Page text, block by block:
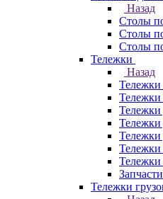
Назад
Столы
Столы
Столы
Тележки
Назад
Тележки
Тележки
Тележки
Тележки
Тележки
Тележки
Тележки